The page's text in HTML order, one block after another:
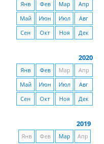
Янв Фев Мар
Апр
Май
Июн Июл
Авг
Сен
Окт Ноя Дек
2020
Янв Фев Мар
Апр
Май
Июн Июл
Авг
Сен
Окт Ноя Дек
2019
Янв Фев Мар
Апр